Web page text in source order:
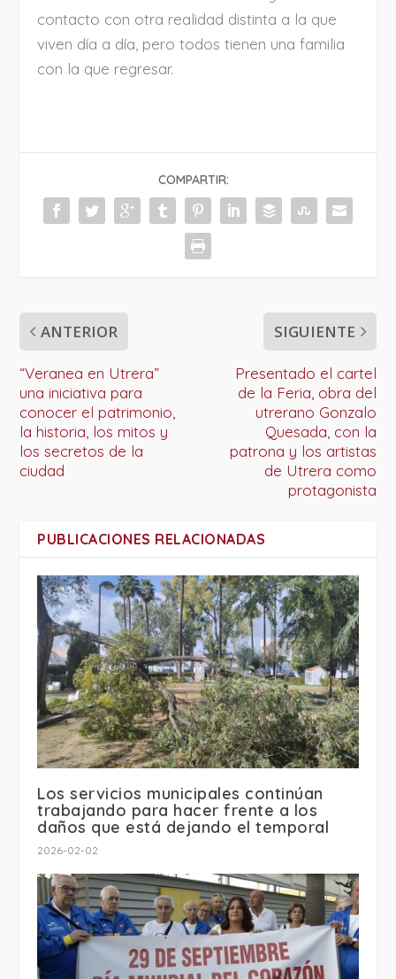
contacto con otra realidad distinta a la que
viven día a día, pero todos tienen una familia
con la que regresar.
COMPARTIR:
ANTERIOR
“Veranea en Utrera”
una iniciativa para
conocer el patrimonio,
la historia, los mitos y
los secretos de la
ciudad
SIGUIENTE
Presentado el cartel
de la Feria, obra del
utrerano Gonzalo
Quesada, con la
patrona y los artistas
de Utrera como
protagonista
PUBLICACIONES RELACIONADAS
Los servicios municipales continúan
trabajando para hacer frente a los
daños que está dejando el temporal
2026-02-02